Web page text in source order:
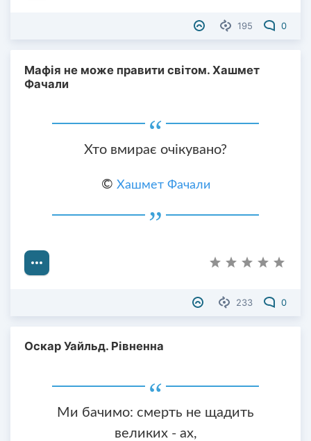
195 0
Мафія не може правити світом. Хашмет
Фачали
Хто вмирає очікувано?
© Хашмет Фачали
233 0
Оскар Уайльд. Рівненна
Ми бачимо: смерть не щадить
великих - ах,